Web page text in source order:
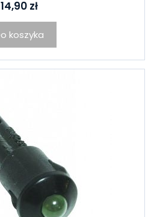
14,90 zł
koszyka